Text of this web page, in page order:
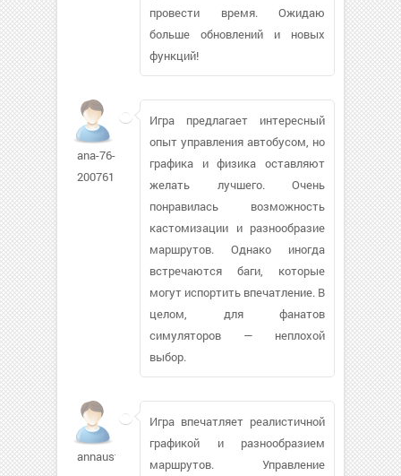
провести время. Ожидаю
больше обновлений и новых
функций!
ana-76-
200761
Игра предлагает интересный
опыт управления автобусом, но
графика и физика оставляют
желать лучшего. Очень
понравилась возможность
кастомизации и разнообразие
маршрутов. Однако иногда
встречаются баги, которые
могут испортить впечатление. В
целом, для фанатов
симуляторов — неплохой
выбор.
annaust29
Игра впечатляет реалистичной
графикой и разнообразием
маршрутов. Управление